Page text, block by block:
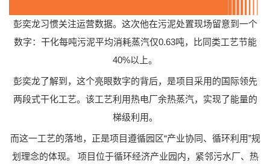
彭奕龙习惯关注运营数据。这次他在污泥处置现场留意到一个
数字：干化每吨污泥平均消耗蒸汽仅0.63吨，比同类工艺节能
40%以上。
彭奕龙了解到，这个亮眼数字的背后，是项目采用的国际领先
两段式干化工艺。该工艺利用热电厂余热蒸汽，实现了能量的
梯级利用。
而这一工艺的落地，正是项目遵循园区“产业协同、循环利用”规
划理念的体现。 项目位于循环经济产业园内，紧邻污水厂、热